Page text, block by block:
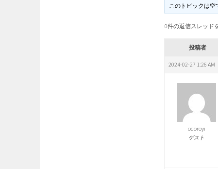
このトピックは空
0件の返信スレッド
投稿者
2024-02-27 1:26 AM
odoroyi
ゲスト